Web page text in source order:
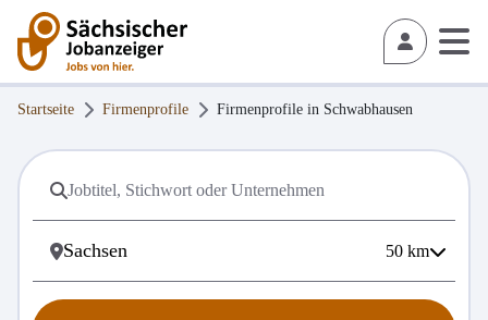
Startseite Firmenprofile Firmenprofile in Schwabhausen
50 km